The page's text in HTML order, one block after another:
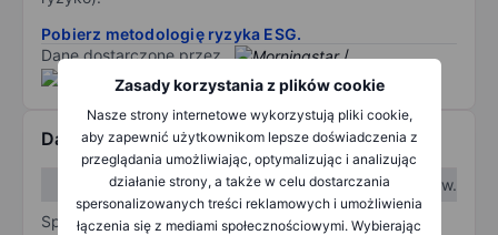
Zasady korzystania z plików cookie
Nasze strony internetowe wykorzystują pliki cookie,
aby zapewnić użytkownikom lepsze doświadczenia z
przeglądania umożliwiając, optymalizując i analizując
działanie strony, a także w celu dostarczania
spersonalizowanych treści reklamowych i umożliwienia
łączenia się z mediami społecznościowymi. Wybierając
Pobierz metodologię ryzyka ESG.
Dane dostarczone przez
/
Dane finansowe
W I kw.
W II kw.
Sprawozdanie z zysków